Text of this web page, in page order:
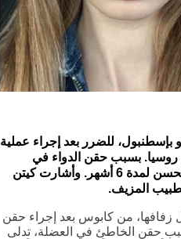
بإسطنبول، للضرر بعد إجراء عملية
بسبب حقن الدواء في
العضلة الخاطئة، تدلى جفن عينها اليسرى، وعلمت أن الحالة لن تتحسن لمدة 6 أشهر. وأشارت كيتن
المزيف.
زفافها، من كابوس بعد إجراء حقن
حقن الخاطئ في العضلة، تدلى